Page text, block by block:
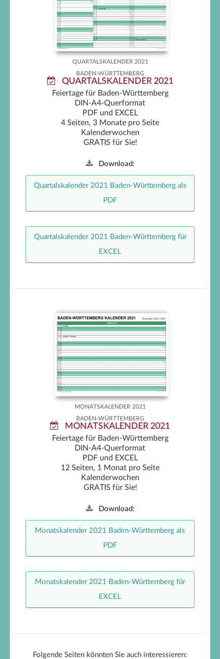
Quartalskalender 2021
QUARTALSKALENDER 2021
BADEN-WÜRTTEMBERG
QUARTALSKALENDER 2021
Feiertage für Baden-Württemberg
DIN-A4-Querformat
PDF und EXCEL
4 Seiten, 3 Monate pro Seite
Kalenderwochen
GRATIS für Sie!
Download:
Quartalskalender 2021 Baden-Württemberg als
PDF
Quartalskalender 2021 Baden-Württemberg für
EXCEL
Baden-Württemberg
Monatskalender 2021
MONATSKALENDER 2021
BADEN-WÜRTTEMBERG
MONATSKALENDER 2021
Feiertage für Baden-Württemberg
DIN-A4-Querformat
PDF und EXCEL
12 Seiten, 1 Monat pro Seite
Kalenderwochen
GRATIS für Sie!
Download:
Monatskalender 2021 Baden-Württemberg als
PDF
Monatskalender 2021 Baden-Württemberg für
EXCEL
Folgende Seiten könnten Sie auch interessieren: